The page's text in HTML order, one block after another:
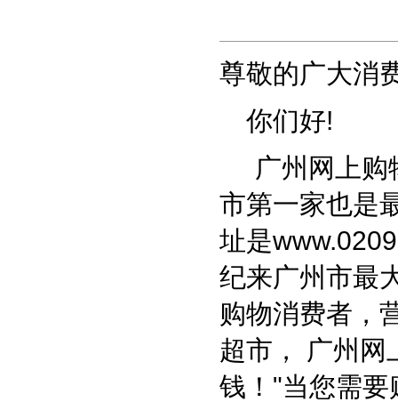
尊敬的广大消
你们好!
广州网上购
市第一家也是
址是
纪来广州市最
购物消费者，
超市， 广州网
钱！"当您需要